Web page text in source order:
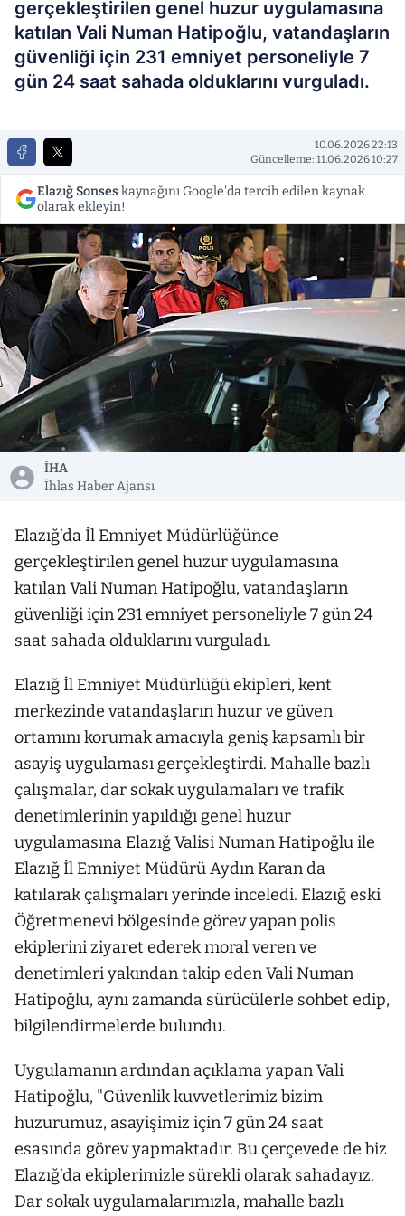
gerçekleştirilen genel huzur uygulamasına
katılan Vali Numan Hatipoğlu, vatandaşların
güvenliği için 231 emniyet personeliyle 7
gün 24 saat sahada olduklarını vurguladı.
10.06.2026 22:13
Güncelleme: 11.06.2026 10:27
Elazığ Sonseskaynağını Google'da tercih edilen kaynak
olarak ekleyin!
İHA
İhlas Haber Ajansı
Elazığ’da İl Emniyet Müdürlüğünce
gerçekleştirilen genel huzur uygulamasına
katılan Vali Numan Hatipoğlu, vatandaşların
güvenliği için 231 emniyet personeliyle 7 gün 24
saat sahada olduklarını vurguladı.
Elazığ İl Emniyet Müdürlüğü ekipleri, kent
merkezinde vatandaşların huzur ve güven
ortamını korumak amacıyla geniş kapsamlı bir
asayiş uygulaması gerçekleştirdi. Mahalle bazlı
çalışmalar, dar sokak uygulamaları ve trafik
denetimlerinin yapıldığı genel huzur
uygulamasına Elazığ Valisi Numan Hatipoğlu ile
Elazığ İl Emniyet Müdürü Aydın Karan da
katılarak çalışmaları yerinde inceledi. Elazığ eski
Öğretmenevi bölgesinde görev yapan polis
ekiplerini ziyaret ederek moral veren ve
denetimleri yakından takip eden Vali Numan
Hatipoğlu, aynı zamanda sürücülerle sohbet edip,
bilgilendirmelerde bulundu.
Uygulamanın ardından açıklama yapan Vali
Hatipoğlu, "Güvenlik kuvvetlerimiz bizim
huzurumuz, asayişimiz için 7 gün 24 saat
esasında görev yapmaktadır. Bu çerçevede de biz
Elazığ’da ekiplerimizle sürekli olarak sahadayız.
Dar sokak uygulamalarımızla, mahalle bazlı